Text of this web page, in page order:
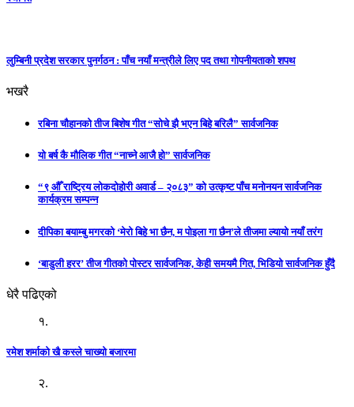
लुम्बिनी प्रदेश सरकार पुनर्गठन : पाँच नयाँ मन्त्रीले लिए पद तथा गोपनीयताको शपथ
भखरै
रबिना चौहानको तीज बिशेष गीत “सोचे झै भएन बिहे बरिलै” सार्वजनिक
यो बर्ष कै मौलिक गीत “नाच्ने आजै हो” सार्वजनिक
“९ औँ राष्ट्रिय लोकदोहोरी अवार्ड – २०८३” को उत्कृष्ट पाँच मनोनयन सार्वजनिक
कार्यक्रम सम्पन्न
दीपिका बयाम्बु मगरको ‘मेरो बिहे भा छैन, म पोइला गा छैन’ले तीजमा ल्यायो नयाँ तरंग
‘बाडुली हरर’ तीज गीतको पोस्टर सार्वजनिक, केही समयमै गित, भिडियो सार्वजनिक हुँदै
धेरै पढिएको
१.
रमेश शर्माको खै कस्ले चाख्यो बजारमा
२.